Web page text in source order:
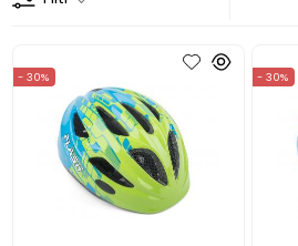
- 30% - 30%